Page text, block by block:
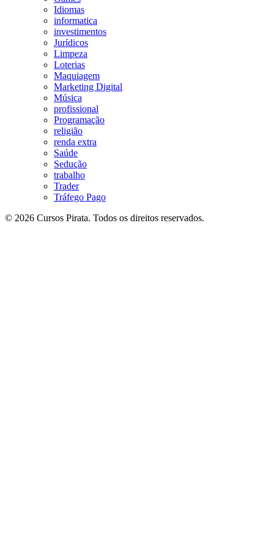
Idiomas
informatica
investimentos
Jurídicos
Limpeza
Loterias
Maquiagem
Marketing Digital
Música
profissional
Programação
religião
renda extra
Saúde
Sedução
trabalho
Trader
Tráfego Pago
© 2026 Cursos Pirata. Todos os direitos reservados.